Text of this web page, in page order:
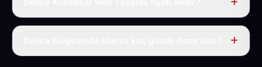
Tek fiyat uygulanır: yıllık 50 USD + KDV. Bu bedele alan